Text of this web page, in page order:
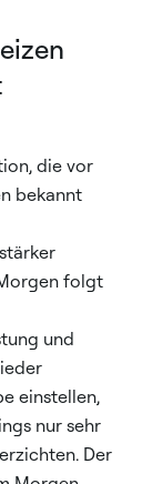
die vor
bekannt
folgt
und
einstellen,
nur sehr
Der